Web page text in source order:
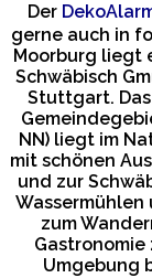
Der
gerne auch in
Moorburg liegt
Schwäbisch
Stuttgart.
NN) liegt im
mit schönen
und zur
zum
Gastronomie
Umgebung